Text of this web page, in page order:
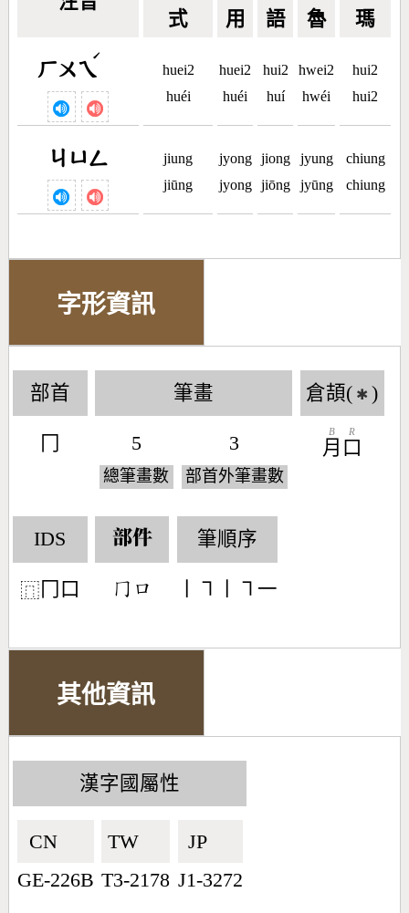
式 用 語 魯 瑪
ㄏㄨㄟ
ˊ
huei2
huéi
huei2
huéi
hui2
huí
hwei2
hwéi
hui2
hui2
ㄐㄩㄥ
jiung
jiūng
jyong
jyong
jiong
jiōng
jyung
jyūng
chiung
chiung
字形資訊
部首
冂
筆畫
5
總筆畫數
3
部首外筆畫數
倉頡( ✱ )
月
B
口
R
IDS
⿵ 冂口
部件
󶀦󶁶
筆順序
丨㇕丨㇕一
其他資訊
漢字國屬性
CN🇨🇳
GE-226B
TW🇹🇼
T3-2178
JP🇯🇵
J1-3272